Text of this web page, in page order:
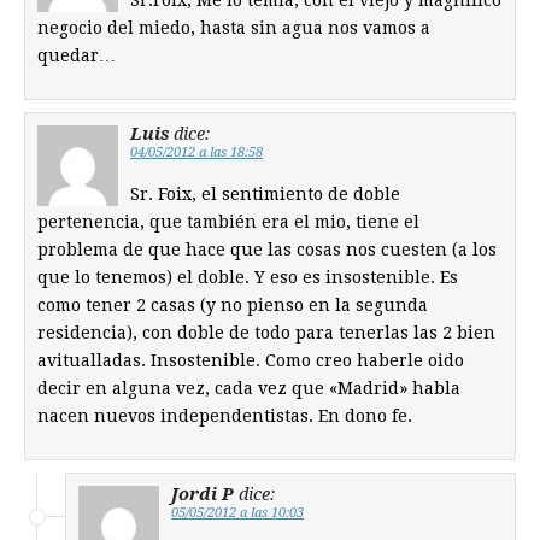
negocio del miedo, hasta sin agua nos vamos a
quedar…
Luis dice:
04/05/2012 a las 18:58
Sr. Foix, el sentimiento de doble
pertenencia, que también era el mio, tiene el
problema de que hace que las cosas nos cuesten (a los
que lo tenemos) el doble. Y eso es insostenible. Es
como tener 2 casas (y no pienso en la segunda
residencia), con doble de todo para tenerlas las 2 bien
avitualladas. Insostenible. Como creo haberle oido
decir en alguna vez, cada vez que «Madrid» habla
nacen nuevos independentistas. En dono fe.
Jordi P dice:
05/05/2012 a las 10:03